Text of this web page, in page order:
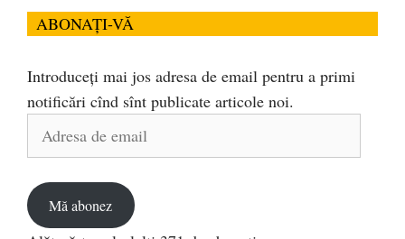
ABONAȚI-VĂ
Introduceți mai jos adresa de email pentru a primi
notificări cînd sînt publicate articole noi.
Adresa
Mă abonez